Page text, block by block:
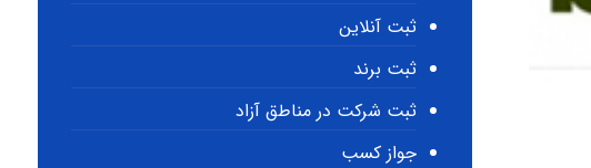
ثبت آنلاین
ثبت برند
ثبت شرکت در مناطق آزاد
جواز کسب